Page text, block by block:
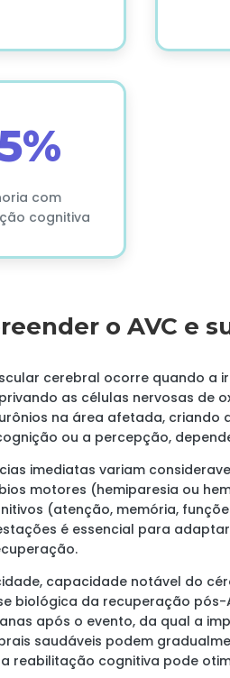
com
cognitiva
o AVC e
cerebral ocorre quando a
as células nervosas de
na área afetada,
ou a percepção,
imediatas variam
motores (hemiparesia ou
(atenção, memória,
é essencial para
capacidade notável do
biológica da recuperação
após o evento, da qual a
saudáveis podem
reabilitação cognitiva pode